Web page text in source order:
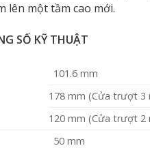
lên một tầm cao mới.
SỐ KỸ THUẬT
101.6 mm
178 mm (Cửa trượt 3
120 mm (Cửa trượt 2
50 mm